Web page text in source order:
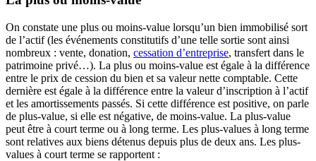
On constate une plus ou moins-value lorsqu’un bien immobilisé sort
de l’actif (les événements constitutifs d’une telle sortie sont ainsi
nombreux : vente, donation, cessation d’entreprise, transfert dans le
patrimoine privé…). La plus ou moins-value est égale à la différence
entre le prix de cession du bien et sa valeur nette comptable. Cette
dernière est égale à la différence entre la valeur d’inscription à l’actif
et les amortissements passés. Si cette différence est positive, on parle
de plus-value, si elle est négative, de moins-value. La plus-value
peut être à court terme ou à long terme. Les plus-values à long terme
sont relatives aux biens détenus depuis plus de deux ans. Les plus-
values à court terme se rapportent :